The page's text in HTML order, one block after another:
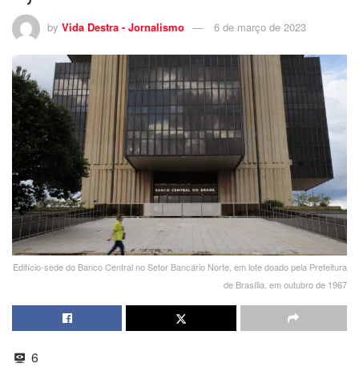
by Vida Destra - Jornalismo 6 de março de 2023
Edifício-sede do Banco Central no Setor Bancário Norte, em lote doado pela Prefeitura
de Brasília, em outubro de 1967
6